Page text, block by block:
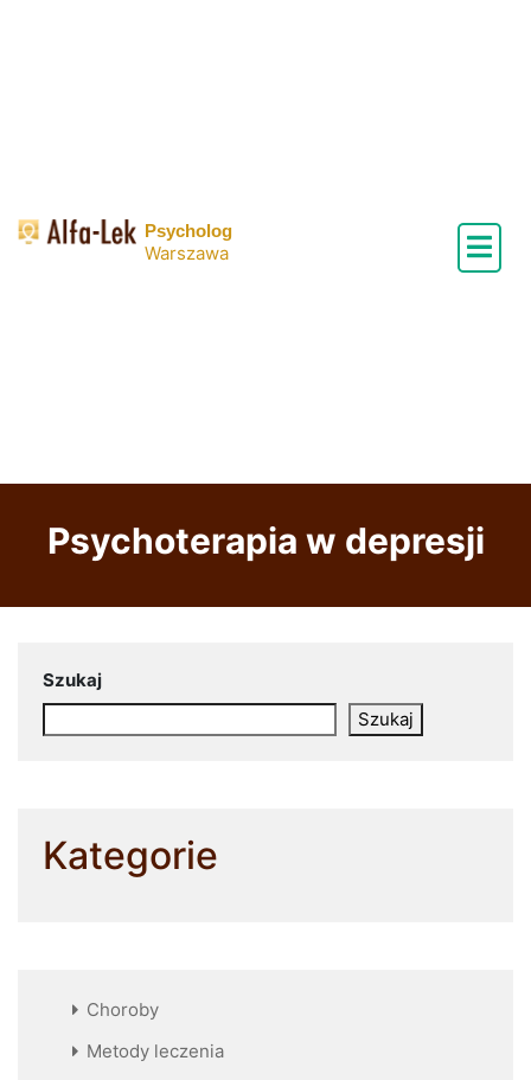
Psycholog
Warszawa
Psychoterapia w depresji
Szukaj
Szukaj
Kategorie
Choroby
Metody leczenia